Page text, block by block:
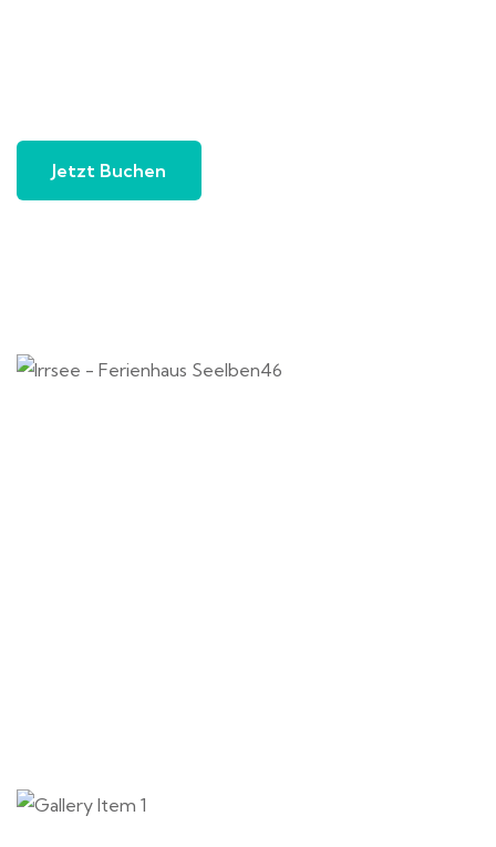
Jetzt Buchen